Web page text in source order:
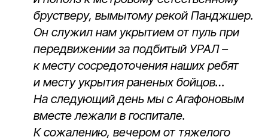
бру­стверу, вымытому рекой Панджшер.
Он служил нам укрытием от пуль при
передвижении за под­битый УРАЛ –
к месту сосредо­точения наших ребят
и месту укрытия раненых бойцов…
На следующий день мы с Агафоновым
вместе лежали в госпитале.
К сожалению, вечером от тяжелого